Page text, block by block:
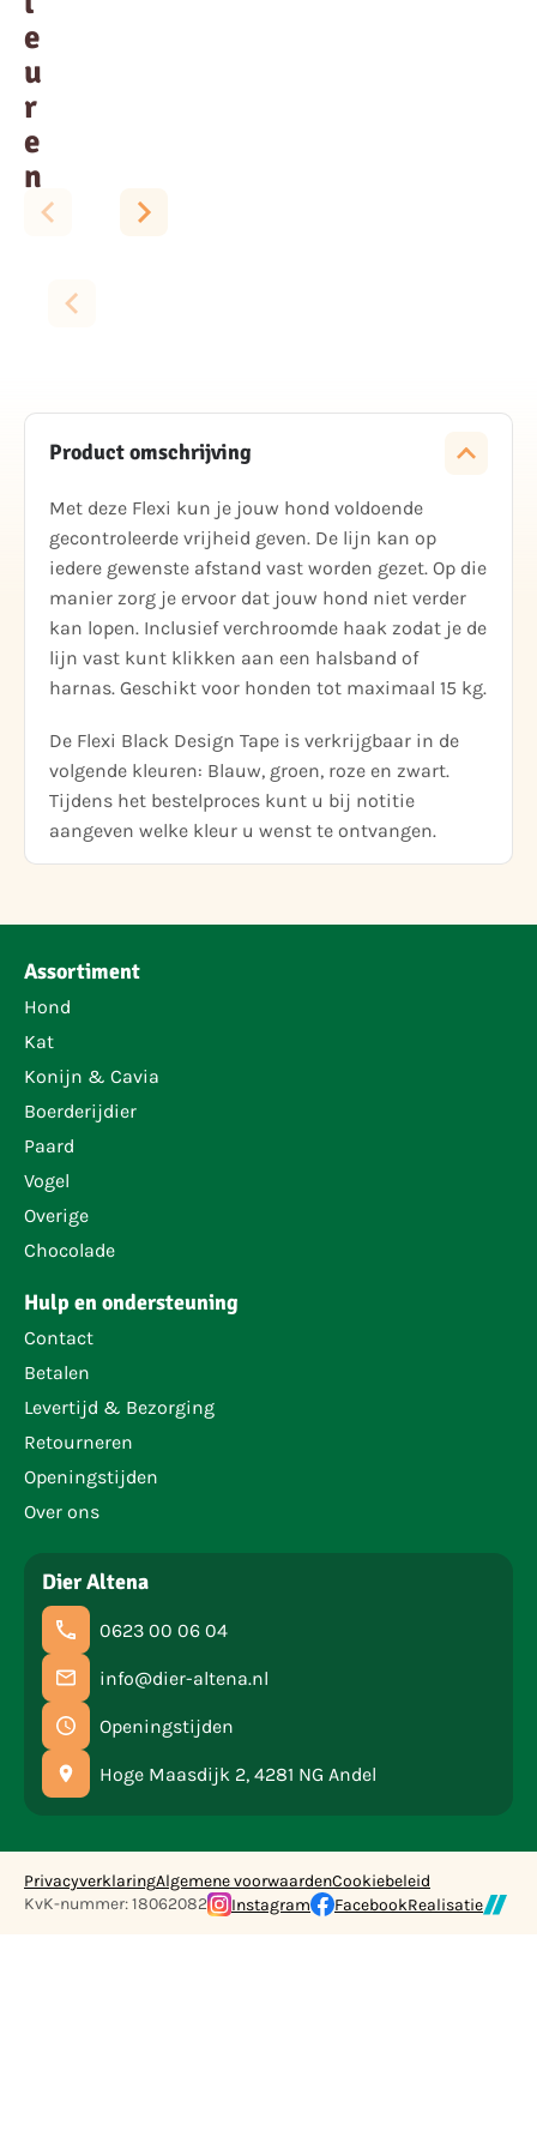
e
u
r
e
n
Product omschrijving
Met deze Flexi kun je jouw hond voldoende
gecontroleerde vrijheid geven. De lijn kan op
iedere gewenste afstand vast worden gezet. Op die
manier zorg je ervoor dat jouw hond niet verder
kan lopen. Inclusief verchroomde haak zodat je de
lijn vast kunt klikken aan een halsband of
harnas. Geschikt voor honden tot maximaal 15 kg.
De Flexi Black Design Tape is verkrijgbaar in de
volgende kleuren: Blauw, groen, roze en zwart.
Tijdens het bestelproces kunt u bij notitie
aangeven welke kleur u wenst te ontvangen.
Assortiment
Hond
Kat
Konijn & Cavia
Boerderijdier
Paard
Vogel
Overige
Chocolade
Hulp en ondersteuning
Contact
Betalen
Levertijd & Bezorging
Retourneren
Openingstijden
Over ons
Dier Altena
0623 00 06 04
info@dier-altena.nl
Openingstijden
Hoge Maasdijk 2, 4281 NG Andel
PrivacyverklaringAlgemene voorwaardenCookiebeleid
KvK-nummer: 18062082
Instagram FacebookRealisatie